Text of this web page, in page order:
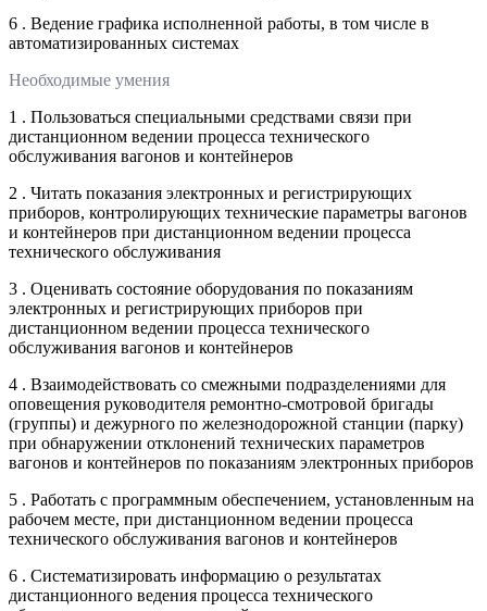
6 . Ведение графика исполненной работы, в том числе в
автоматизированных системах
Необходимые умения
1 . Пользоваться специальными средствами связи при
дистанционном ведении процесса технического
обслуживания вагонов и контейнеров
2 . Читать показания электронных и регистрирующих
приборов, контролирующих технические параметры вагонов
и контейнеров при дистанционном ведении процесса
технического обслуживания
3 . Оценивать состояние оборудования по показаниям
электронных и регистрирующих приборов при
дистанционном ведении процесса технического
обслуживания вагонов и контейнеров
4 . Взаимодействовать со смежными подразделениями для
оповещения руководителя ремонтно-смотровой бригады
(группы) и дежурного по железнодорожной станции (парку)
при обнаружении отклонений технических параметров
вагонов и контейнеров по показаниям электронных приборов
5 . Работать с программным обеспечением, установленным на
рабочем месте, при дистанционном ведении процесса
технического обслуживания вагонов и контейнеров
6 . Систематизировать информацию о результатах
дистанционного ведения процесса технического